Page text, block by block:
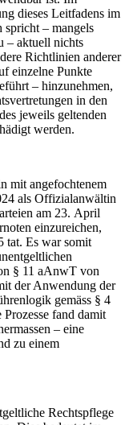
dieses Leitfadens im
spricht – mangels
– aktuell nichts
Richtlinien anderer
einzelne Punkte
– hinzunehmen,
in den
jeweils geltenden
werden.
mit angefochtenem
als Offizialanwältin
am 23. April
einzureichen,
tat. Es war somit
§ 11 aAnwT von
der Anwendung der
gemäss § 4
fand damit
– eine
zu einem
Rechtspflege